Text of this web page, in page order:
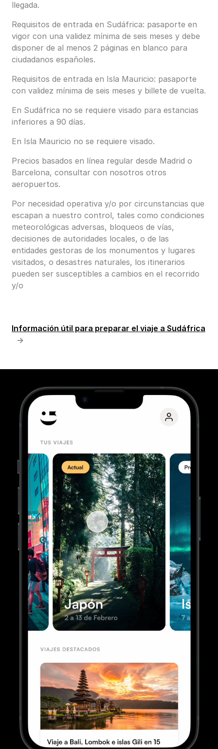
llegada.
Requisitos de entrada en Sudáfrica: pasaporte en
vigor con una validez mínima de seis meses y debe
disponer de al menos 2 páginas en blanco para
ciudadanos españoles.
Requisitos de entrada en Isla Mauricio: pasaporte
con validez mínima de seis meses y billete de vuelta.
En Sudáfrica no se requiere visado para estancias
inferiores a 90 días.
En Isla Mauricio no se requiere visado.
Precios basados en línea regular desde Madrid o
Barcelona, consultar con nosotros otros
aeropuertos.
Por necesidad operativa y/o por circunstancias que
escapan a nuestro control, tales como condiciones
meteorológicas adversas, bloqueos de vías,
decisiones de autoridades locales, o de las
entidades gestoras de los monumentos y lugares
visitados, o desastres naturales, los itinerarios
pueden ser susceptibles a cambios en el recorrido
y/o
Información útil para preparar el viaje a Sudáfrica